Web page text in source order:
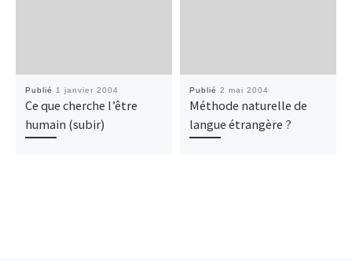
Publié 1 janvier 2004
Ce que cherche l’être
humain (subir)
Publié 2 mai 2004
Méthode naturelle de
langue étrangère ?